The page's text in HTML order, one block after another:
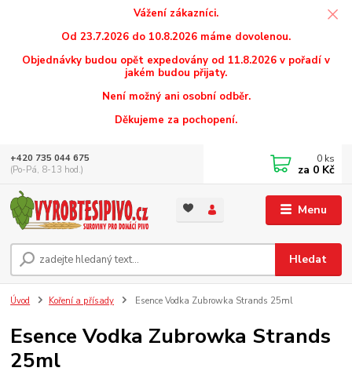
Vážení zákazníci.
Od 23.7.2026 do 10.8.2026 máme dovolenou.
Objednávky budou opět expedovány od 11.8.2026 v pořadí v
jakém budou přijaty.
Není možný ani osobní odběr.
Děkujeme za pochopení.
Menu
Hledat
+420 735 044 675
(Po-Pá, 8-13 hod.)
0 ks
za 0 Kč
Úvod Koření a přísady Esence Vodka Zubrowka Strands 25ml
Esence Vodka Zubrowka Strands
25ml